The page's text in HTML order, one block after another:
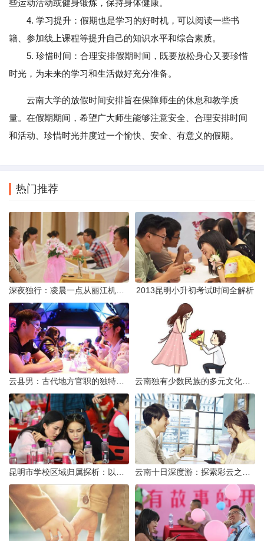
些运动活动或健身锻炼，保持身体健康。
4. 学习提升：假期也是学习的好时机，可以阅读一些书
籍、参加线上课程等提升自己的知识水平和综合素质。
5. 珍惜时间：合理安排假期时间，既要放松身心又要珍惜
时光，为未来的学习和生活做好充分准备。
云南大学的放假时间安排旨在保障师生的休息和教学质
量。在假期期间，希望广大师生能够注意安全、合理安排时间
和活动、珍惜时光并度过一个愉快、安全、有意义的假期。
热门推荐
2013昆明小升初考试时间全解析